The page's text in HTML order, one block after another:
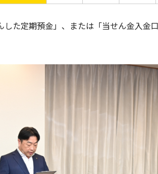
た定期預金」、または「当せん金入金